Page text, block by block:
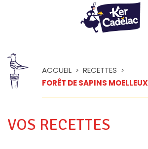
ACCUEIL > RECETTES >
FORÊT DE SAPINS MOELLEUX
VOS RECETTES